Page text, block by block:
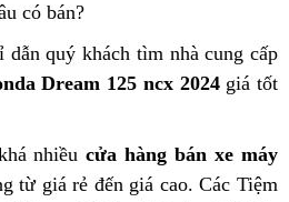
có bán?
quý khách tìm nhà cung cấp
Dream 125 ncx 2024giá tốt
nhiềucửa hàng bán xe máy
từ giá rẻ đến giá cao. Các Tiệm